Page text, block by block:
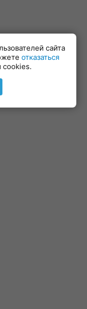
сайта
отказаться
cookies.